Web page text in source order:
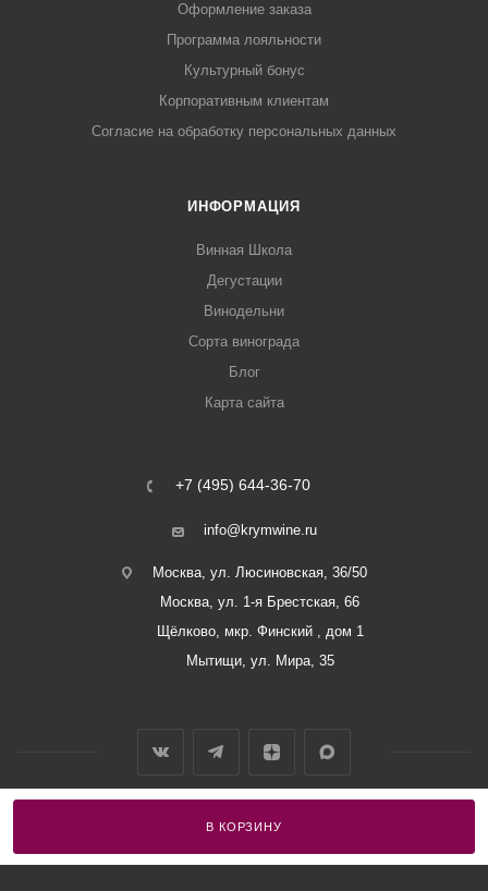
В КОРЗИНУ
Оформление заказа
Программа лояльности
Культурный бонус
Корпоративным клиентам
Согласие на обработку персональных данных
ИНФОРМАЦИЯ
Винная Школа
Дегустации
Винодельни
Сорта винограда
Блог
Карта сайта
+7 (495) 644-36-70
info@krymwine.ru
Москва, ул. Люсиновская, 36/50
Москва, ул. 1-я Брестская, 66
Щёлково, мкр. Финский , дом 1
Мытищи, ул. Мира, 35
2026 © ООО «Винный Дом Балаклавы»